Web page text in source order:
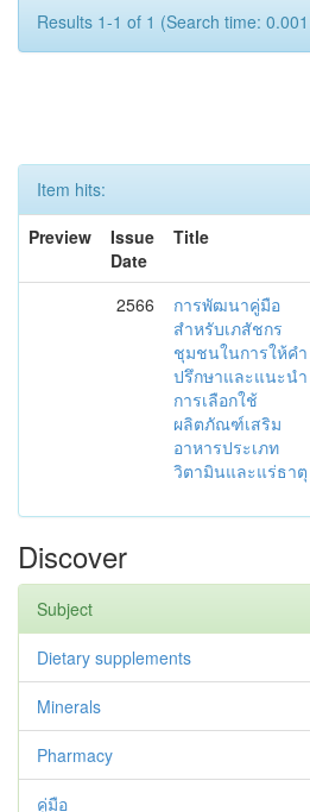
Results 1-1 of 1 (Search time:
Item hits:
Preview
Issue
Date
Title
2566
การพัฒนาคู่มือ
สำหรับเภสัชกร
ชุมชนในการให้คำ
ปรึกษาและแนะนำ
การเลือกใช้
ผลิตภัณฑ์เสริม
อาหารประเภท
วิตามินและแร่ธาตุ
Discover
Subject
Dietary supplements
Minerals
Pharmacy
คู่มือ